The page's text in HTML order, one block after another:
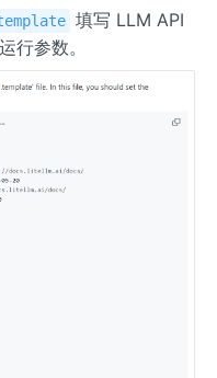
填写 LLM API
行参数。